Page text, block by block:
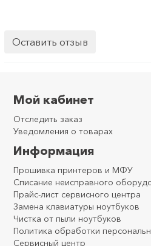
Оставить отзыв
Мой кабинет
Отследить заказ
Уведомления о товарах
Информация
Прошивка принтеров и МФУ
Списание неисправного
Прайс-лист сервисного центра
Замена клавиатуры ноутбуков
Чистка от пыли ноутбуков
Политика обработки
Сервисный центр